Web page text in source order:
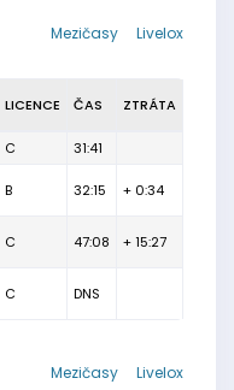
Livelox
Mezičasy
LICENCE ČAS ZTRÁTA
C 31:41
B 32:15 + 0:34
C 47:08 + 15:27
C DNS
Livelox
Mezičasy